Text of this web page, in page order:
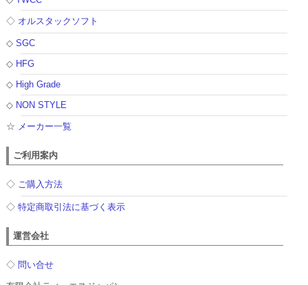
◇ オルスタックソフト
◇SGC
◇ HFG
◇ High Grade
◇ NON STYLE
☆ メーカー一覧
ご利用案内
◇ ご購入方法
◇特定商取引法に基づく表示
運営会社
◇ 問い合せ